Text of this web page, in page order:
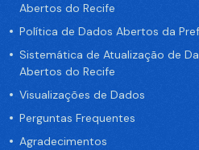
Abertos do Recife
Política de Dados Abertos da
Sistemática de Atualização de
Abertos do Recife
Visualizações de Dados
Perguntas Frequentes
Agradecimentos